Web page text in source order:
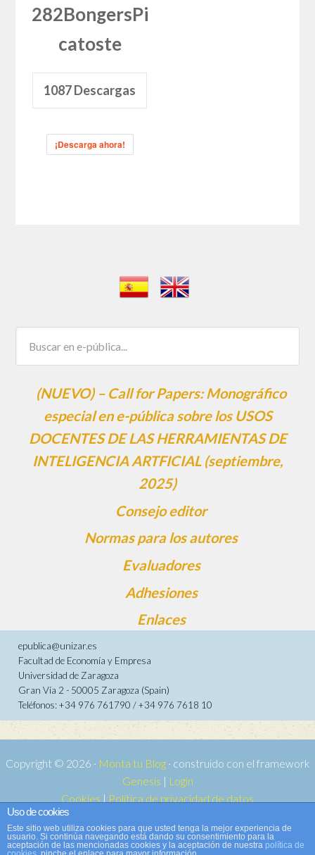
282BongersPi
catoste
1087Descargas
¡Descarga ahora!
(NUEVO) – Call for Papers: Monográfico
especial en e-pública sobre los USOS
DOCENTES DE LAS HERRAMIENTAS DE
INTELIGENCIA ARTFICIAL (septiembre,
2025)
Consejo editor
Normas para los autores
Evaluadores
Adhesiones
Enlaces
epublica@unizar.es
Facultad de Economía y Empresa
Universidad de Zaragoza
Gran Vía 2 - 50005 Zaragoza (Spain)
Teléfonos: +34 976 761790 / +34 976 7618 10
Copyright © 2026 · Monta tu Blog· construido con el framework
Genesis | Login
Cookies | Política de privacidad de datos
Copyright © 2026 ·
WordPress·Acceder
Uso de cookies
Este sitio web utiliza cookies para que usted tenga la mejor experiencia de
usuario. Si continúa navegando está dando su consentimiento para la
aceptación de las mencionadas cookies y la aceptación de nuestra política de